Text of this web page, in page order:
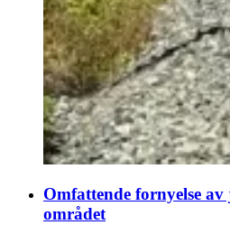
Omfattende fornyelse
området